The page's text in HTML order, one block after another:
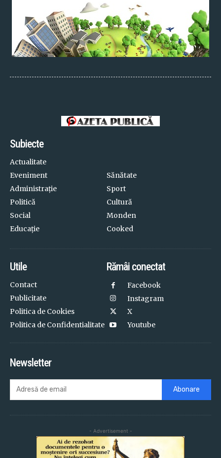
Subiecte
Actualitate
Eveniment
Administrație
Politică
Social
Educație
Sănătate
Sport
Cultură
Monden
Cooked
Utile
Contact
Publicitate
Politica de Cookies
Politica de Confidentialitate
Rămâi conectat
Facebook
Instagram
X
Youtube
Newsletter
Abonare
- Advertisement -